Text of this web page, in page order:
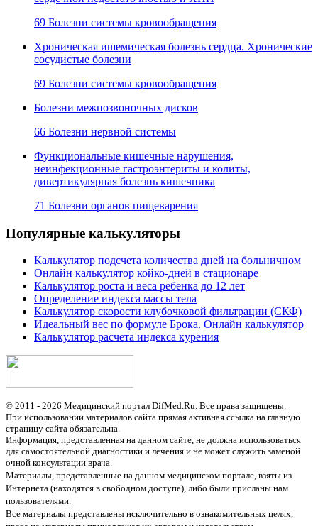
69 Болезни системы кровообращения
Хроническая ишемическая болезнь сердца. Хронические
сосудистые болезни
69 Болезни системы кровообращения
Болезни межпозвоночных дисков
66 Болезни нервной системы
Функциональные кишечные нарушения,
неинфекционные гастроэнтериты и колиты,
дивертикулярная болезнь кишечника
71 Болезни органов пищеварения
Популярные калькуляторы
Калькулятор подсчета количества дней на больничном
Онлайн калькулятор койко-дней в стационаре
Калькулятор роста и веса ребенка до 12 лет
Определение индекса массы тела
Калькулятор скорости клубочковой фильтрации (СКФ)
Идеальный вес по формуле Брока. Онлайн калькулятор
Калькулятор расчета индекса курения
© 2011 - 2026 Медицинский портал DifMed.Ru. Все права защищены.
При использовании материалов сайта прямая активная ссылка на главную
страницу сайта обязательна.
Информация, представленная на данном сайте, не должна использоваться
для самостоятельной диагностики и лечения и не может служить заменой
очной консультации врача.
Материалы, представленные на данном медицинском портале, взяты из
Интернета (находятся в свободном доступе), либо были присланы нам
пользователями.
Все материалы представлены исключительно в ознакомительных целях,